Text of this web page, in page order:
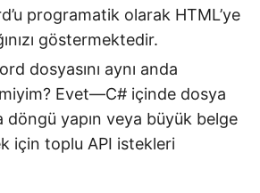
programatik olarak HTML’ye
göstermektedir.
dosyasını aynı anda
Evet—C# içinde dosya
döngü yapın veya büyük belge
için toplu API istekleri